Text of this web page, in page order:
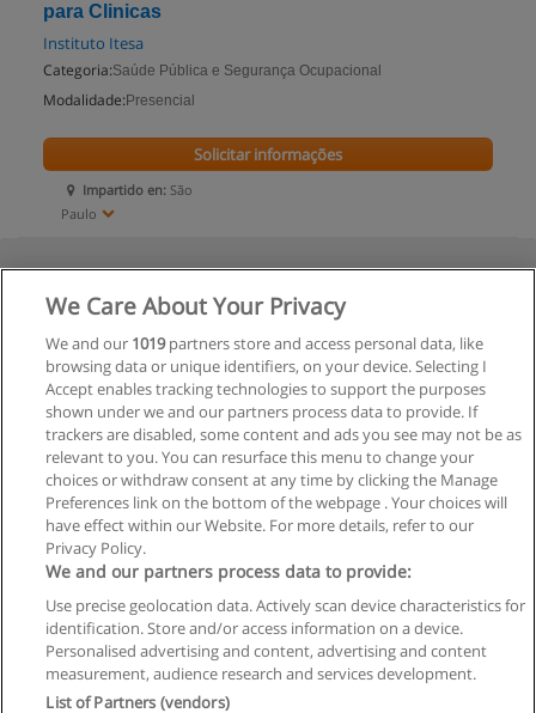
para Clinicas
Instituto Itesa
Categoria:Saúde Pública e Segurança Ocupacional
Modalidade: Presencial
Impartido en: São
Paulo
Solicitar informações
Regras de uso
Privacidade de dados
We Care About Your Privacy
We and our 1019partners store and access personal data, like
browsing data or unique identifiers, on your device. Selecting I
Accept enables tracking technologies to support the purposes
shown under we and our partners process data to provide. If
trackers are disabled, some content and ads you see may not be as
relevant to you. You can resurface this menu to change your
choices or withdraw consent at any time by clicking the Manage
Preferences link on the bottom of the webpage . Your choices will
have effect within our Website. For more details, refer to our
Privacy Policy.
We and our partners process data to provide:
Use precise geolocation data. Actively scan device characteristics for
identification. Store and/or access information on a device.
Personalised advertising and content, advertising and content
measurement, audience research and services development.
List of Partners (vendors)